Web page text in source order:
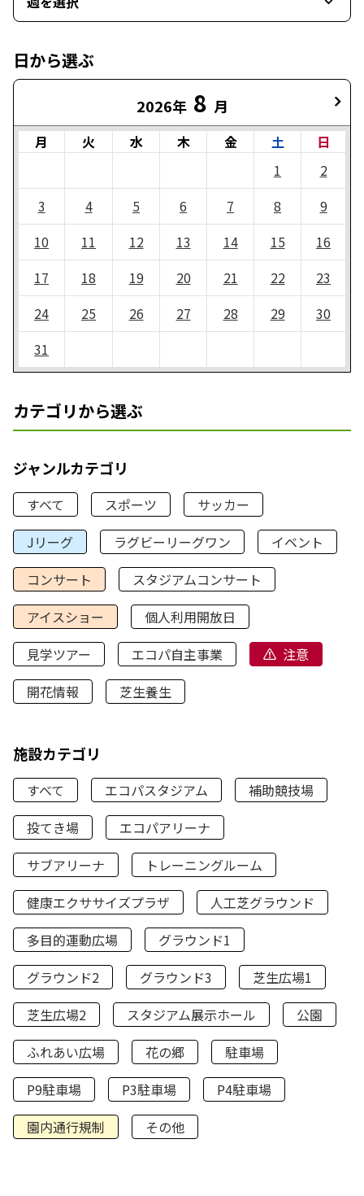
日から選ぶ
2026年 8 月
月 火 水 木 金 土
日
1
2
3
4 5 6 7 8
9
10
11 12 13 14 15
16
17
18 19 20 21 22
23
24
25 26 27 28 29
30
31
カテゴリから選ぶ
ジャンルカテゴリ
すべて スポーツ
サッカー
Jリーグ
ラグビーリーグワン
イベント
コンサート
スタジアムコンサート
アイスショー
個人利用開放日
見学ツアー
エコパ自主事業
注意
開花情報
芝生養生
施設カテゴリ
すべて エコパスタジアム
補助競技場
投てき場
エコパアリーナ
サブアリーナ
トレーニングルーム
健康エクササイズプラザ
人工芝グラウンド
多目的運動広場
グラウンド1
グラウンド2
グラウンド3
芝生広場1
芝生広場2
スタジアム展示ホール
公園
ふれあい広場
花の郷
駐車場
P9駐車場
P3駐車場
P4駐車場
園内通行規制
その他